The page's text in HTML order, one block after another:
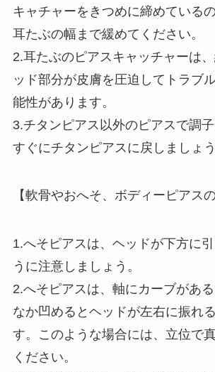
キャチャーをきつめに締めている
耳たぶの幅まで緩めてください。
2.耳たぶのピアスキャッチャーは
ッド部分が皮膚を圧迫してトラブ
能性があります。
3.チタンピアス以外のピアスで調
すぐにチタンピアスに戻しましょう
【軟骨やおへそ、ボディーピアス
1.​へそピアスは、ヘッドが下方に
うに注意しましょう。
2.へそピアスは、軸にカーブがあ
なか凹めるとヘッドが左右に振れ
す。このような場合には、立位で
ください。